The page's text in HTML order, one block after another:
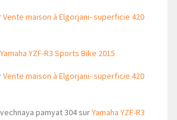
Vente maison à Elgorjani- superficie 420
Yamaha YZF-R3 Sports Bike 2015
Vente maison à Elgorjani- superficie 420
pamyat 304surYamaha YZF-R3